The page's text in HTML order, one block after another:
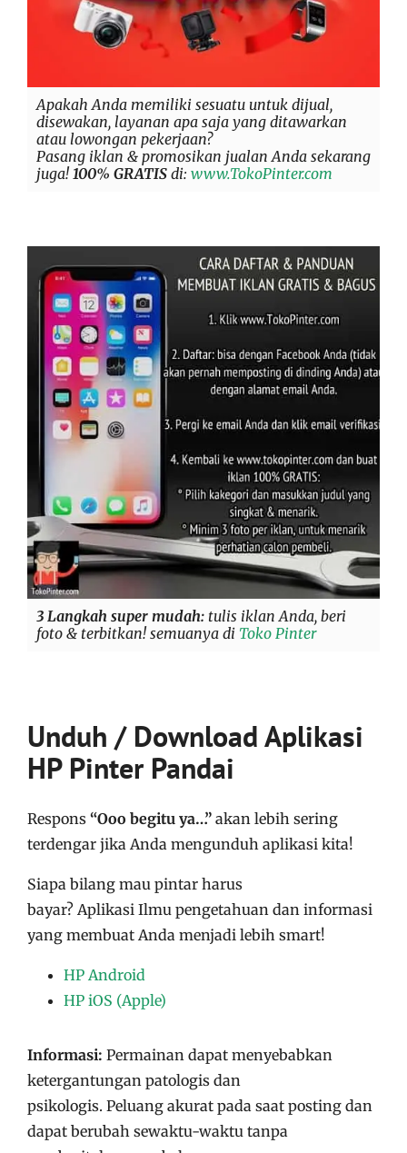
Apakah Anda memiliki sesuatu untuk dijual,
disewakan, layanan apa saja yang ditawarkan
atau lowongan pekerjaan?
Pasang iklan & promosikan jualan Anda sekarang
juga! 100% GRATIS di: www.TokoPinter.com
3 Langkah super mudah: tulis iklan Anda, beri
foto & terbitkan! semuanya di Toko Pinter
Unduh / Download Aplikasi
HP Pinter Pandai
Respons “Ooo begitu ya…” akan lebih sering
terdengar jika Anda mengunduh aplikasi kita!
Siapa bilang mau pintar harus
bayar? Aplikasi Ilmu pengetahuan dan informasi
yang membuat Anda menjadi lebih smart!
HP Android
HP iOS (Apple)
Informasi: Permainan dapat menyebabkan
ketergantungan patologis dan
psikologis. Peluang akurat pada saat posting dan
dapat berubah sewaktu-waktu tanpa